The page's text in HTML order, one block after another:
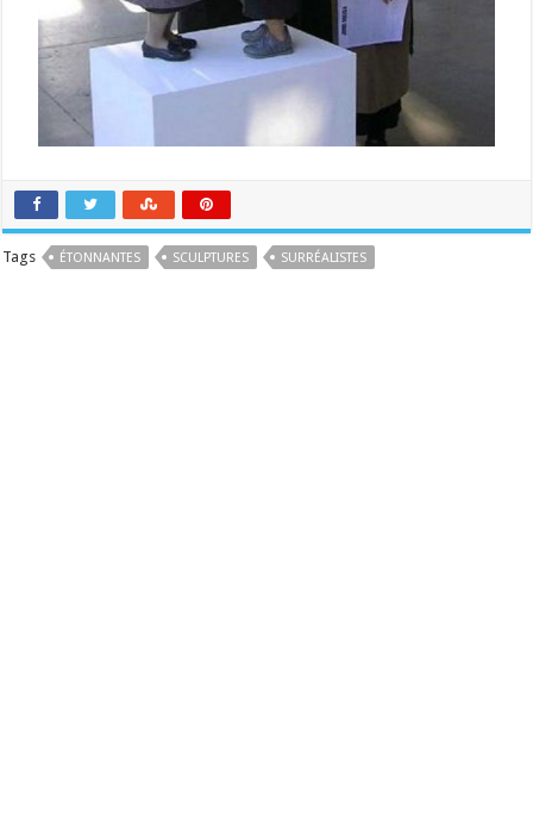
Tags ÉTONNANTES SCULPTURES SURRÉALISTES